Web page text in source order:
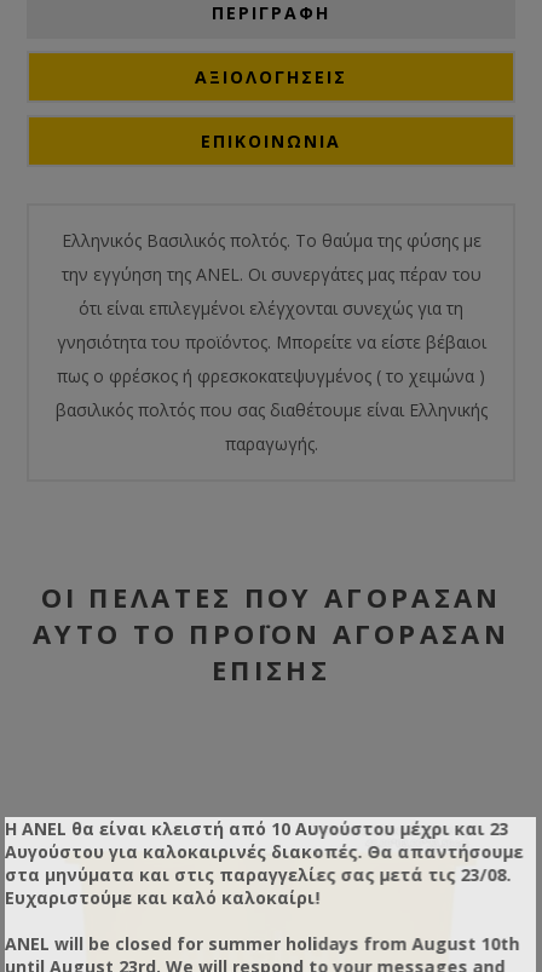
ΠΕΡΙΓΡΑΦΗ
ΑΞΙΟΛΟΓΉΣΕΙΣ
ΕΠΙΚΟΙΝΩΝΙΑ
Ελληνικός Βασιλικός πολτός. Το θαύμα της φύσης με
την εγγύηση της ANEL. Οι συνεργάτες μας πέραν του
ότι είναι επιλεγμένοι ελέγχονται συνεχώς για τη
γνησιότητα του προϊόντος. Μπορείτε να είστε βέβαιοι
πως ο φρέσκος ή φρεσκοκατεψυγμένος ( το χειμώνα )
βασιλικός πολτός που σας διαθέτουμε είναι Ελληνικής
παραγωγής.
ΟΙ ΠΕΛΆΤΕΣ ΠΟΥ ΑΓΌΡΑΣΑΝ
ΑΥΤΌ ΤΟ ΠΡΟΪΌΝ ΑΓΌΡΑΣΑΝ
ΕΠΊΣΗΣ
Η ANEL θα είναι κλειστή από 10 Αυγούστου μέχρι και 23
Αυγούστου για καλοκαιρινές διακοπές. Θα απαντήσουμε
στα μηνύματα και στις παραγγελίες σας μετά τις 23/08.
Ευχαριστούμε και καλό καλοκαίρι!
ANEL will be closed for summer holidays from August 10th
until August 23rd. We will respond to your messages and